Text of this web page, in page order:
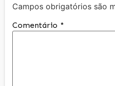
Campos obrigatórios são
Comentário *